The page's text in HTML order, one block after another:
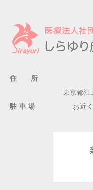
住 所
東京都江
駐 車 場
お近